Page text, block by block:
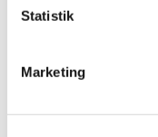
Statistik
Marketing